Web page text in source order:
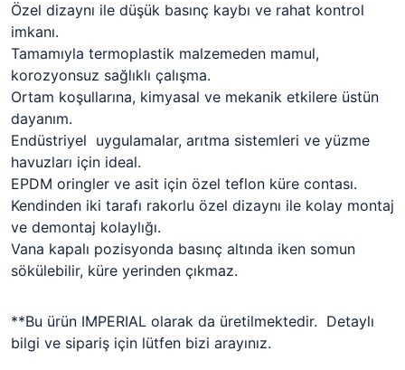
Özel dizaynı ile düşük basınç kaybı ve rahat kontrol
imkanı.
Tamamıyla termoplastik malzemeden mamul,
korozyonsuz sağlıklı çalışma.
Ortam koşullarına, kimyasal ve mekanik etkilere üstün
dayanım.
Endüstriyel uygulamalar, arıtma sistemleri ve yüzme
havuzları için ideal.
EPDM oringler ve asit için özel teflon küre contası.
Kendinden iki tarafı rakorlu özel dizaynı ile kolay montaj
ve demontaj kolaylığı.
Vana kapalı pozisyonda basınç altında iken somun
sökülebilir, küre yerinden çıkmaz.
**Bu ürün IMPERIAL olarak da üretilmektedir. Detaylı
bilgi ve sipariş için lütfen bizi arayınız.